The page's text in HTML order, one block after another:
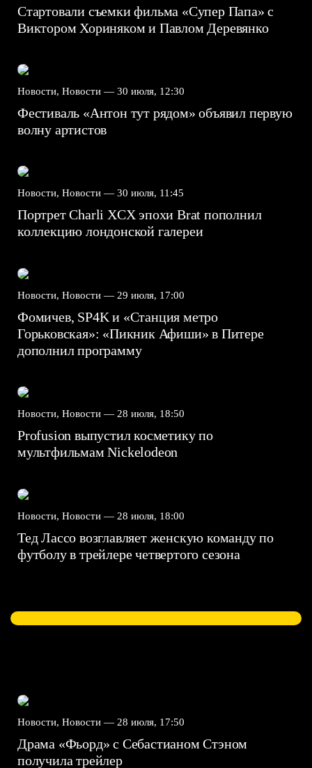
Стартовали съемки фильма «Супер Папа» с
Виктором Хориняком и Павлом Деревянко
Новости, Новости — 30 июля, 12:30
Фестиваль «Антон тут рядом» объявил первую
волну артистов
Новости, Новости — 30 июля, 11:45
Портрет Charli XCX эпохи Brat пополнил
коллекцию лондонской галереи
Новости, Новости — 29 июля, 17:00
Фомичев, SP4K и «Станция метро
Горьковская»: «Пикник Афиши» в Питере
дополнил программу
Новости, Новости — 28 июля, 18:50
Profusion выпустил косметику по
мультфильмам Nickelodeon
Новости, Новости — 28 июля, 18:00
Тед Лассо возглавляет женскую команду по
футболу в трейлере четвертого сезона
Новости, Новости — 28 июля, 17:50
Драма «Фьорд» с Себастианом Стэном
получила трейлер